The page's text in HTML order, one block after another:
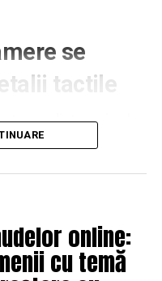
se
tactile
una dintre primele
atunci când
moliciunea potrivite,
dacă restul
o unitate la alta din
online:
cu temă